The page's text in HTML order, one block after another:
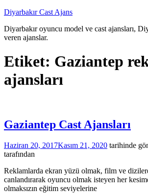
İçeriğe
Diyarbakır Cast Ajans
Diyarbakır oyuncu model ve cast ajansları,
veren ajanslar.
Etiket: Gaziantep
ajansları
Gaziantep Cast Ajansları
Haziran 20, 2017Kasım 21, 2020 tarihinde
tarafından
Reklamlarda ekran yüzü olmak, film ve
canlandırarak oyuncu olmak isteyen her
olmaksızın eğitim seviyelerine